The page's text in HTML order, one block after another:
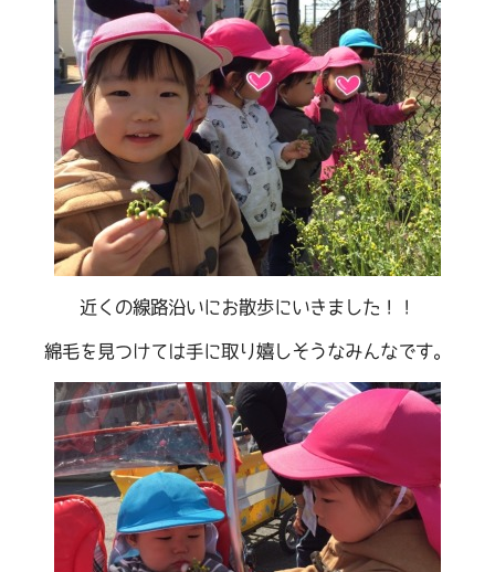
近くの線路沿いにお散歩にいきました！！
綿毛を見つけては手に取り嬉しそうなみんなです。